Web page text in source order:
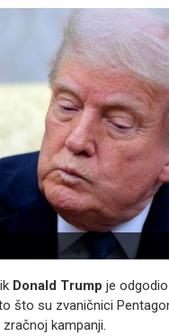
Donald Trump je
što su zvaničnici
kampanji.